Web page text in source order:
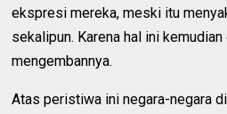
ekspresi mereka, meski itu
sekalipun. Karena hal ini
mengembannya.
Atas peristiwa ini negara-negara